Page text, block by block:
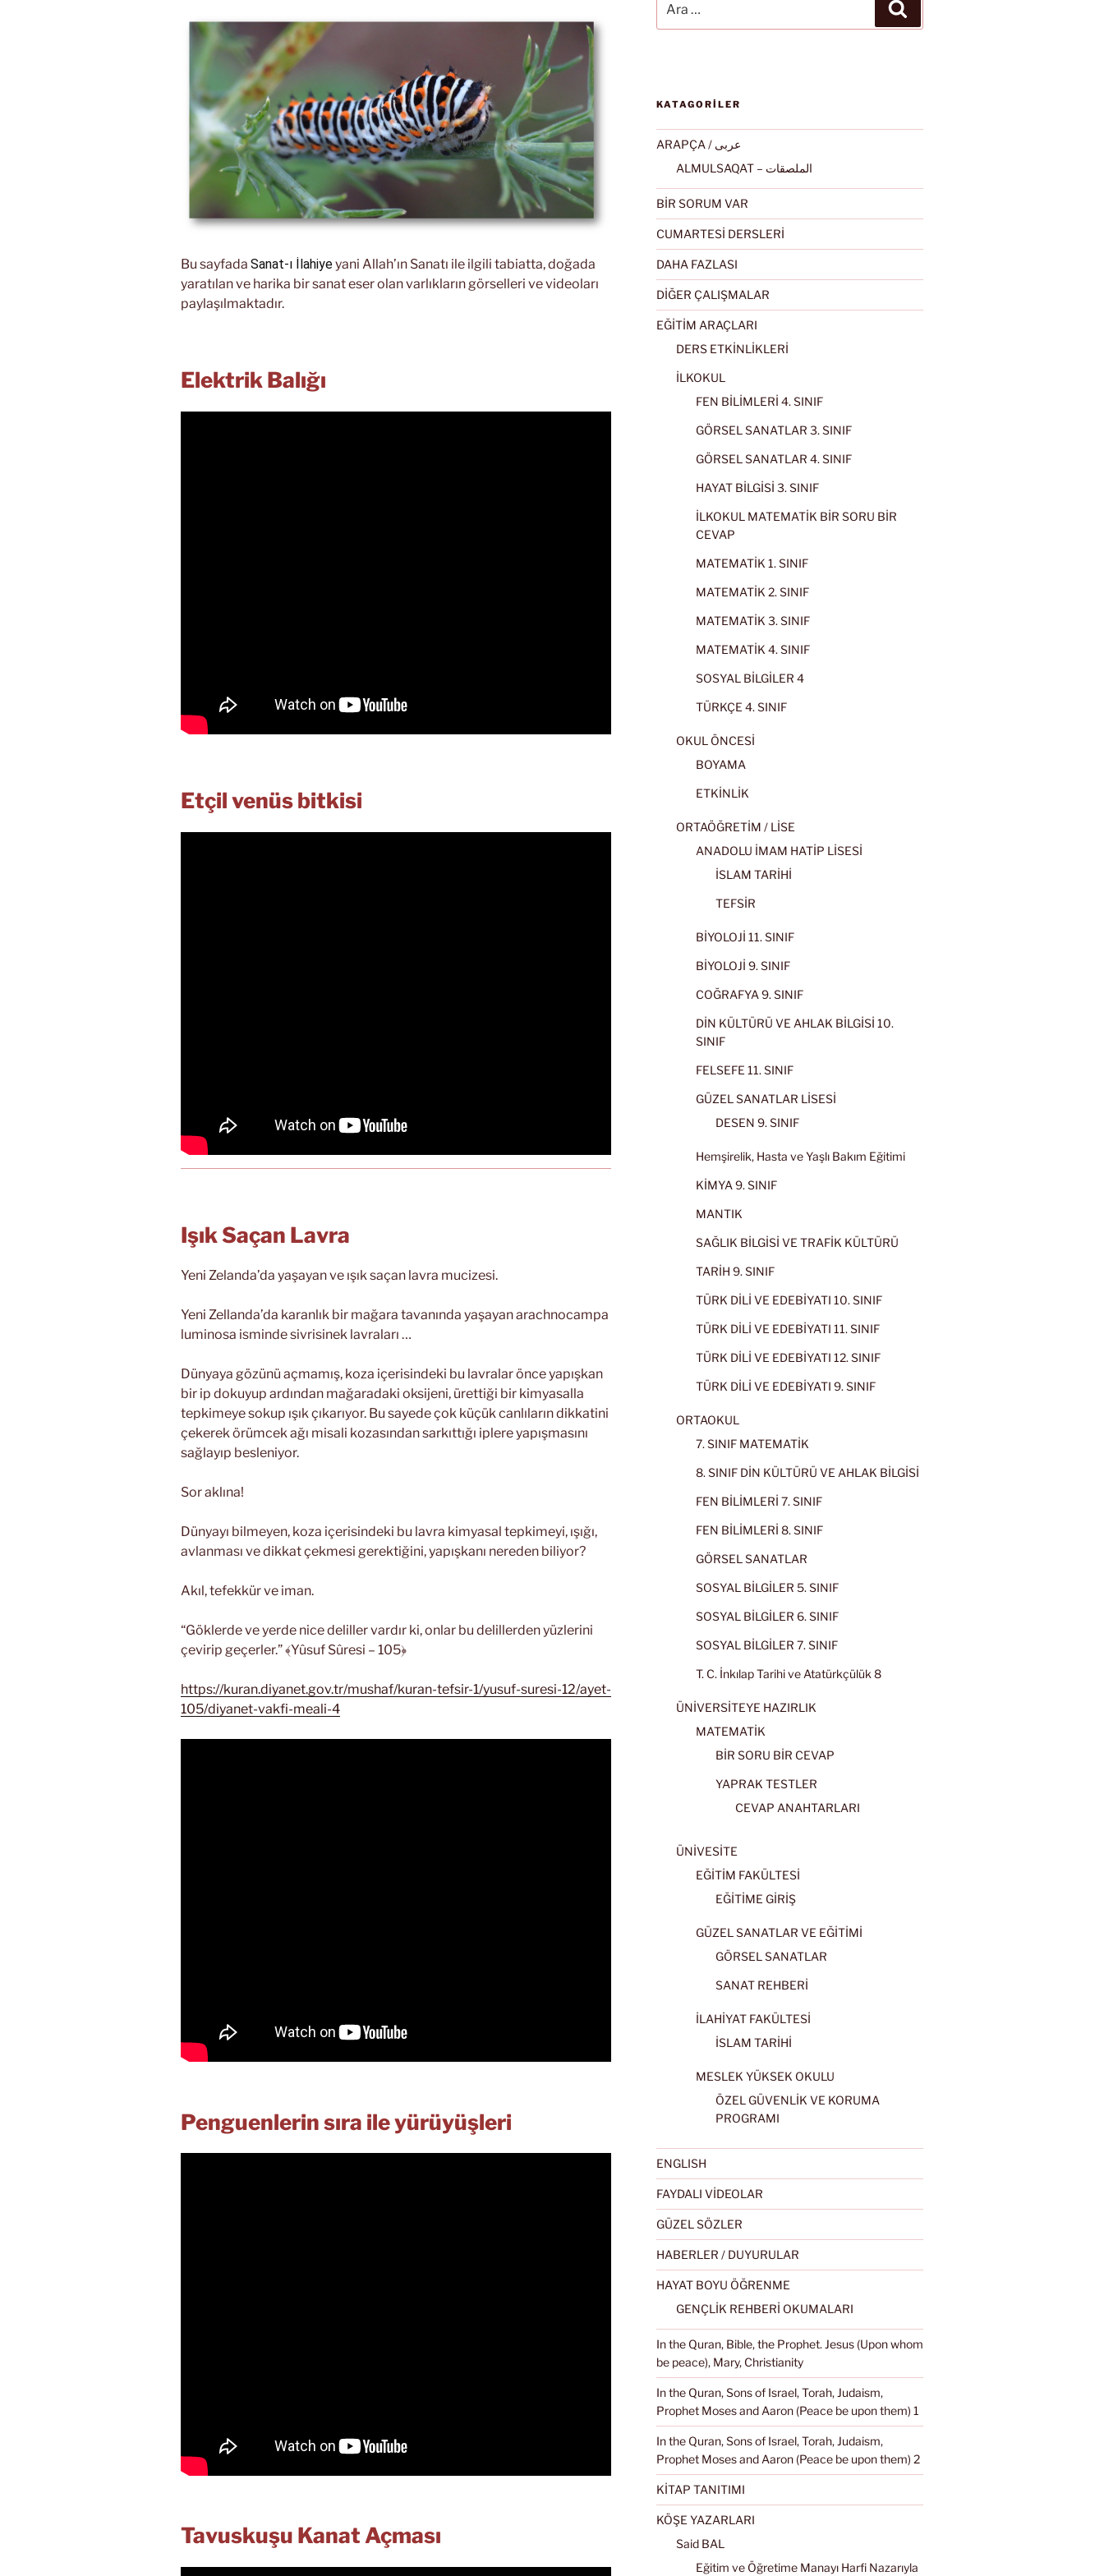
Bu sayfada Sanat-ı İlahiyeyani Allah’ın Sanatı ile ilgili tabiatta, doğada
yaratılan ve harika bir sanat eser olan varlıkların görselleri ve videoları
paylaşılmaktadır.
Elektrik Balığı
Etçil venüs bitkisi
Işık Saçan Lavra
Yeni Zelanda’da yaşayan ve ışık saçan lavra mucizesi.
Yeni Zellanda’da karanlık bir mağara tavanında yaşayan arachnocampa
luminosa isminde sivrisinek lavraları …
Dünyaya gözünü açmamış, koza içerisindeki bu lavralar önce yapışkan
bir ip dokuyup ardından mağaradaki oksijeni, ürettiği bir kimyasalla
tepkimeye sokup ışık çıkarıyor. Bu sayede çok küçük canlıların dikkatini
çekerek örümcek ağı misali kozasından sarkıttığı iplere yapışmasını
sağlayıp besleniyor.
Sor aklına!
Dünyayı bilmeyen, koza içerisindeki bu lavra kimyasal tepkimeyi, ışığı,
avlanması ve dikkat çekmesi gerektiğini, yapışkanı nereden biliyor?
Akıl, tefekkür ve iman.
“Göklerde ve yerde nice deliller vardır ki, onlar bu delillerden yüzlerini
çevirip geçerler.” ﴾Yûsuf Sûresi – 105﴿
https://kuran.diyanet.gov.tr/mushaf/kuran-tefsir-1/yusuf-suresi-12/ayet-
105/diyanet-vakfi-meali-4
Penguenlerin sıra ile yürüyüşleri
Tavuskuşu Kanat Açması
KATAGORİLER
ARAPÇA / عربى
ALMULSAQAT – الملصقات
BİR SORUM VAR
CUMARTESİ DERSLERİ
DAHA FAZLASI
DİĞER ÇALIŞMALAR
EĞİTİM ARAÇLARI
DERS ETKİNLİKLERİ
İLKOKUL
FEN BİLİMLERİ 4. SINIF
GÖRSEL SANATLAR 3. SINIF
GÖRSEL SANATLAR 4. SINIF
HAYAT BİLGİSİ 3. SINIF
İLKOKUL MATEMATİK BİR SORU BİR
CEVAP
MATEMATİK 1. SINIF
MATEMATİK 2. SINIF
MATEMATİK 3. SINIF
MATEMATİK 4. SINIF
SOSYAL BİLGİLER 4
TÜRKÇE 4. SINIF
OKUL ÖNCESİ
BOYAMA
ETKİNLİK
ORTAÖĞRETİM / LİSE
ANADOLU İMAM HATİP LİSESİ
İSLAM TARİHİ
TEFSİR
BİYOLOJİ 11. SINIF
BİYOLOJİ 9. SINIF
COĞRAFYA 9. SINIF
DİN KÜLTÜRÜ VE AHLAK BİLGİSİ 10.
SINIF
FELSEFE 11. SINIF
GÜZEL SANATLAR LİSESİ
DESEN 9. SINIF
Hemşirelik, Hasta ve Yaşlı Bakım Eğitimi
KİMYA 9. SINIF
MANTIK
SAĞLIK BİLGİSİ VE TRAFİK KÜLTÜRÜ
TARİH 9. SINIF
TÜRK DİLİ VE EDEBİYATI 10. SINIF
TÜRK DİLİ VE EDEBİYATI 11. SINIF
TÜRK DİLİ VE EDEBİYATI 12. SINIF
TÜRK DİLİ VE EDEBİYATI 9. SINIF
ORTAOKUL
7. SINIF MATEMATİK
8. SINIF DİN KÜLTÜRÜ VE AHLAK BİLGİSİ
FEN BİLİMLERİ 7. SINIF
FEN BİLİMLERİ 8. SINIF
GÖRSEL SANATLAR
SOSYAL BİLGİLER 5. SINIF
SOSYAL BİLGİLER 6. SINIF
SOSYAL BİLGİLER 7. SINIF
T. C. İnkılap Tarihi ve Atatürkçülük 8
ÜNİVERSİTEYE HAZIRLIK
MATEMATİK
BİR SORU BİR CEVAP
YAPRAK TESTLER
CEVAP ANAHTARLARI
ÜNİVESİTE
EĞİTİM FAKÜLTESİ
EĞİTİME GİRİŞ
GÜZEL SANATLAR VE EĞİTİMİ
GÖRSEL SANATLAR
SANAT REHBERİ
İLAHİYAT FAKÜLTESİ
İSLAM TARİHİ
MESLEK YÜKSEK OKULU
ÖZEL GÜVENLİK VE KORUMA
PROGRAMI
ENGLISH
FAYDALI VİDEOLAR
GÜZEL SÖZLER
HABERLER / DUYURULAR
HAYAT BOYU ÖĞRENME
GENÇLİK REHBERİ OKUMALARI
In the Quran, Bible, the Prophet. Jesus (Upon whom
be peace), Mary, Christianity
In the Quran, Sons of Israel, Torah, Judaism,
Prophet Moses and Aaron (Peace be upon them) 1
In the Quran, Sons of Israel, Torah, Judaism,
Prophet Moses and Aaron (Peace be upon them) 2
KİTAP TANITIMI
KÖŞE YAZARLARI
Said BAL
Eğitim ve Öğretime Manayı Harfi Nazarıyla